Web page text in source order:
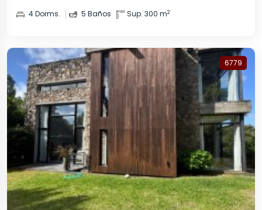
4 Dorms. 5 Baños Sup. 300 m2
6779